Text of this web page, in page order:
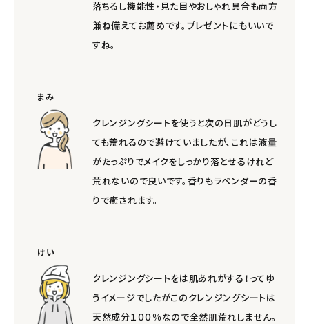
落ちるし機能性・見た目やおしゃれ具合も両方
兼ね備えてお薦めです。プレゼントにもいいで
すね。
まみ
クレンジングシートを使うと次の日肌がどうし
ても荒れるので避けていましたが、これは液量
がたっぷりでメイクをしっかり落とせるけれど
荒れないので良いです。香りもラベンダーの香
りで癒されます。
けい
クレンジングシートをは肌あれがする！ってゆ
うイメージでしたがこのクレンジングシートは
天然成分１００％なので全然肌荒れしません。